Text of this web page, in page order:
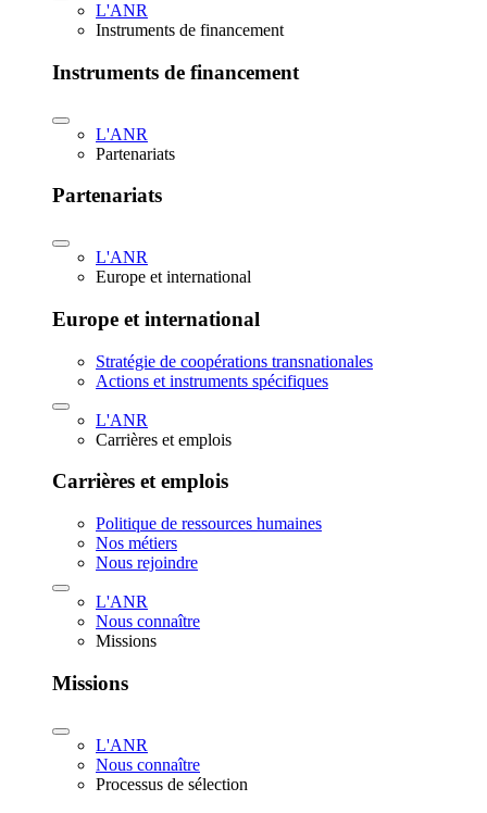
L'ANR
Instruments de financement
Instruments de financement
L'ANR
Partenariats
Partenariats
L'ANR
Europe et international
Europe et international
Stratégie de coopérations transnationales
Actions et instruments spécifiques
L'ANR
Carrières et emplois
Carrières et emplois
Politique de ressources humaines
Nos métiers
Nous rejoindre
L'ANR
Nous connaître
Missions
Missions
L'ANR
Nous connaître
Processus de sélection